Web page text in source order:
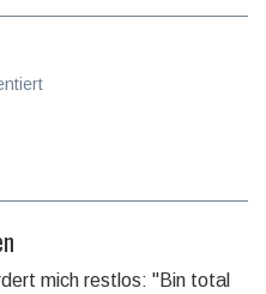
mich restlos: "Bin total